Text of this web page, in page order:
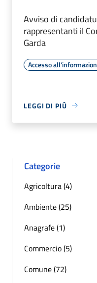
Avviso di
rappresentanti il
Garda
Accesso
LEGGI DI PIÙ
Categorie
Agricoltura (4)
Ambiente (25)
Anagrafe (1)
Commercio (5)
Comune (72)